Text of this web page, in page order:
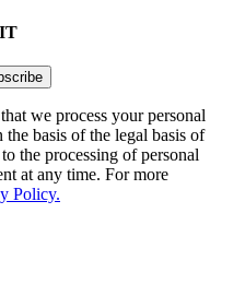
we process your personal
basis of the legal basis of
the processing of personal
at any time. For more
Policy.